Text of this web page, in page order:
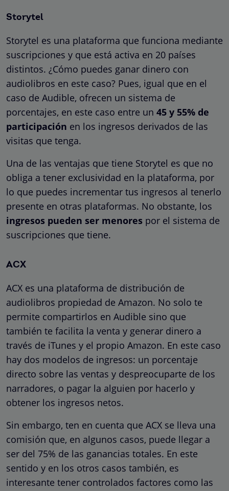
Storytel
Storytel es una plataforma que funciona mediante
suscripciones y que está activa en 20 países
distintos. ¿Cómo puedes ganar dinero con
audiolibros en este caso? Pues, igual que en el
caso de Audible, ofrecen un sistema de
porcentajes, en este caso entre un 45 y 55% de
participación en los ingresos derivados de las
visitas que tenga.
Una de las ventajas que tiene Storytel es que no
obliga a tener exclusividad en la plataforma, por
lo que puedes incrementar tus ingresos al tenerlo
presente en otras plataformas. No obstante, los
ingresos pueden ser menores por el sistema de
suscripciones que tiene.
ACX
ACX es una plataforma de distribución de
audiolibros propiedad de Amazon. No solo te
permite compartirlos en Audible sino que
también te facilita la venta y generar dinero a
través de iTunes y el propio Amazon. En este caso
hay dos modelos de ingresos: un porcentaje
directo sobre las ventas y despreocuparte de los
narradores, o pagar la alguien por hacerlo y
obtener los ingresos netos.
Sin embargo, ten en cuenta que ACX se lleva una
comisión que, en algunos casos, puede llegar a
ser del 75% de las ganancias totales. En este
sentido y en los otros casos también, es
interesante tener controlados factores como las